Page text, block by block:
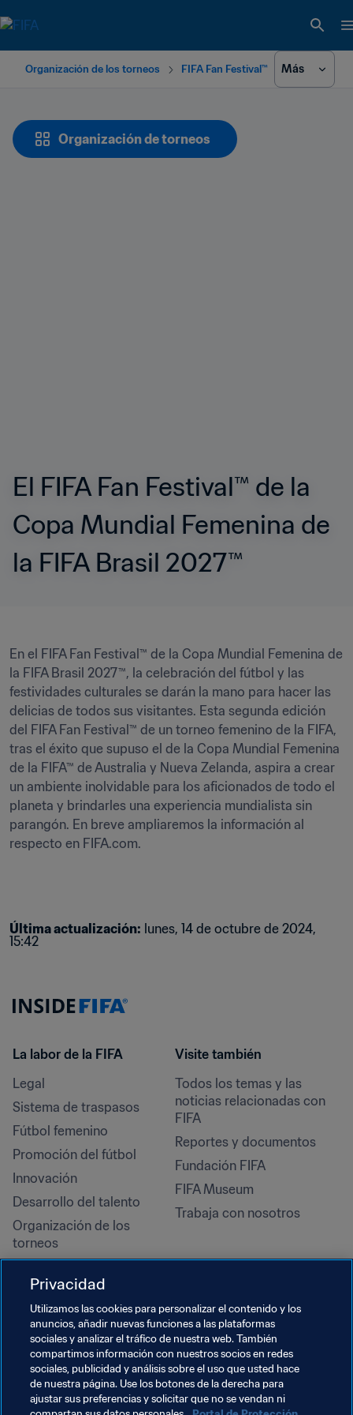
Organización de los torneos FIFA Fan Festival™ Más
Organización de torneos
El FIFA Fan Festival™ de la
Copa Mundial Femenina de
la FIFA Brasil 2027™
En el FIFA Fan Festival™ de la Copa Mundial Femenina de
la FIFA Brasil 2027™, la celebración del fútbol y las
festividades culturales se darán la mano para hacer las
delicias de todos sus visitantes. Esta segunda edición
del FIFA Fan Festival™ de un torneo femenino de la FIFA,
tras el éxito que supuso el de la Copa Mundial Femenina
de la FIFA™ de Australia y Nueva Zelanda, aspira a crear
un ambiente inolvidable para los aficionados de todo el
planeta y brindarles una experiencia mundialista sin
parangón. En breve ampliaremos la información al
respecto en FIFA.com.
Última actualización: lunes, 14 de octubre de 2024,
15:42
La labor de la FIFA
Legal
Sistema de traspasos
Fútbol femenino
Promoción del fútbol
Innovación
Desarrollo del talento
Organización de los
torneos
Derechos humanos y lucha
contra la discriminación
Salud y atención médica
Iniciativas educativas
Visite también
Todos los temas y las
noticias relacionadas con
FIFA
Reportes y documentos
Fundación FIFA
FIFA Museum
Trabaja con nosotros
Privacidad
Utilizamos las cookies para personalizar el contenido y los
anuncios, añadir nuevas funciones a las plataformas
sociales y analizar el tráfico de nuestra web. También
compartimos información con nuestros socios en redes
sociales, publicidad y análisis sobre el uso que usted hace
de nuestra página. Use los botones de la derecha para
ajustar sus preferencias y solicitar que no se vendan ni